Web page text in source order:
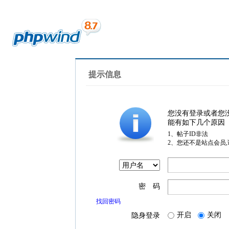
提示信息
您没有登录或者您
能有如下几个原因
1、帖子ID非法
2、您还不是站点会员
密 码
找回密码
隐身登录 开启 关闭